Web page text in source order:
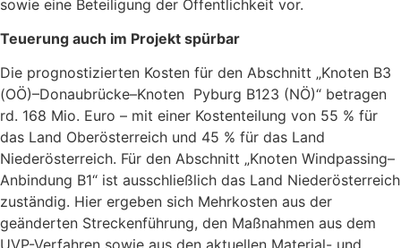
sowie eine Beteiligung der Öffentlichkeit vor.
Teuerung auch im Projekt spürbar
Die prognostizierten Kosten für den Abschnitt „Knoten B3
(OÖ)–Donaubrücke–Knoten Pyburg B123 (NÖ)“ betragen
rd. 168 Mio. Euro – mit einer Kostenteilung von 55 % für
das Land Oberösterreich und 45 % für das Land
Niederösterreich. Für den Abschnitt „Knoten Windpassing–
Anbindung B1“ ist ausschließlich das Land Niederösterreich
zuständig. Hier ergeben sich Mehrkosten aus der
geänderten Streckenführung, den Maßnahmen aus dem